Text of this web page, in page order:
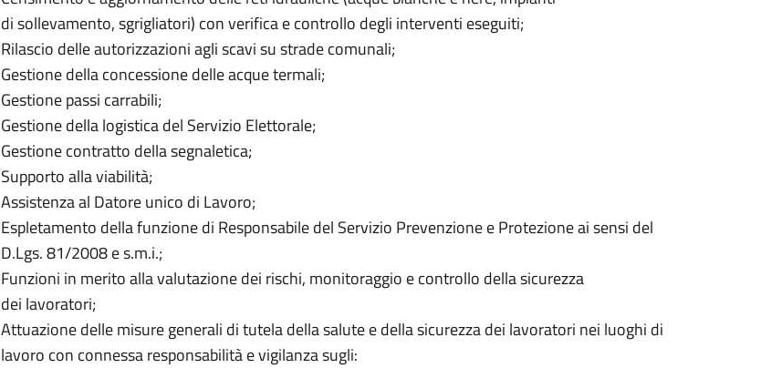
di sollevamento, sgrigliatori) con verifica e controllo degli interventi eseguiti;
Rilascio delle autorizzazioni agli scavi su strade comunali;
Gestione della concessione delle acque termali;
Gestione passi carrabili;
Gestione della logistica del Servizio Elettorale;
Gestione contratto della segnaletica;
Supporto alla viabilità;
Assistenza al Datore unico di Lavoro;
Espletamento della funzione di Responsabile del Servizio Prevenzione e Protezione ai sensi del
D.Lgs. 81/2008 e s.m.i.;
Funzioni in merito alla valutazione dei rischi, monitoraggio e controllo della sicurezza
dei lavoratori;
Attuazione delle misure generali di tutela della salute e della sicurezza dei lavoratori nei luoghi di
lavoro con connessa responsabilità e vigilanza sugli: